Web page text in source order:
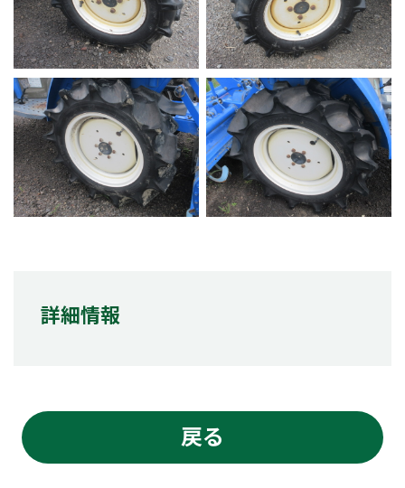
詳細情報
戻る